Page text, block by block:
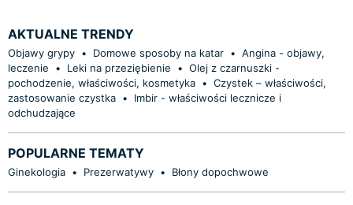
AKTUALNE TRENDY
Objawy grypy • Domowe sposoby na katar • Angina - objawy,
leczenie
• Leki na przeziębienie • Olej z czarnuszki -
pochodzenie, właściwości, kosmetyka • Czystek – właściwości,
zastosowanie czystka •
Imbir - właściwości lecznicze i
odchudzające
POPULARNE TEMATY
Ginekologia • Prezerwatywy • Błony dopochwowe